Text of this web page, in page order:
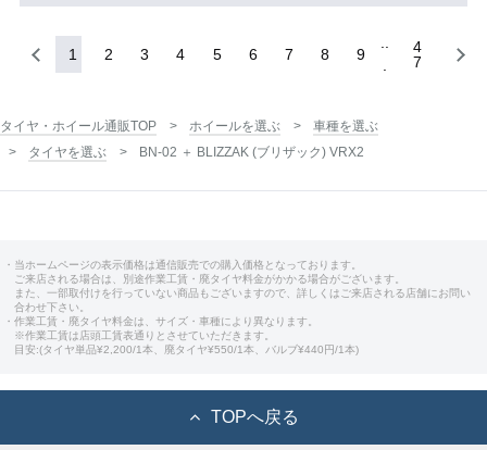
1 2 3 4 5 6 7 8 9
4
7
タイヤ・ホイール通販TOP ホイールを選ぶ
車種を選ぶ
タイヤを選ぶ
BN-02 ＋ BLIZZAK (ブリザック) VRX2
・当ホームページの表示価格は通信販売での購入価格となっております。
ご来店される場合は、別途作業工賃・廃タイヤ料金がかかる場合がございます。
また、一部取付けを行っていない商品もございますので、詳しくはご来店される店舗にお問い
合わせ下さい。
・作業工賃・廃タイヤ料金は、サイズ・車種により異なります。
※作業工賃は店頭工賃表通りとさせていただきます。
目安:(タイヤ単品¥2,200/1本、廃タイヤ¥550/1本、バルブ¥440円/1本)
TOPへ戻る